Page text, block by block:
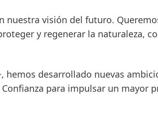
visión del futuro.
y regenerar la naturaleza,
desarrollado nuevas
para impulsar un mayor